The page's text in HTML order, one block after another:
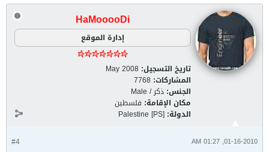
HaMooooDi
إدارة الموقع
تاريخ التسجيل: May 2008
المشاركات: 7768
الجنس: ذكر / Male
مكان الإقامة: فلسطين
الدولة: Palestine [PS]
#4 01-16-2010, 01:27 AM